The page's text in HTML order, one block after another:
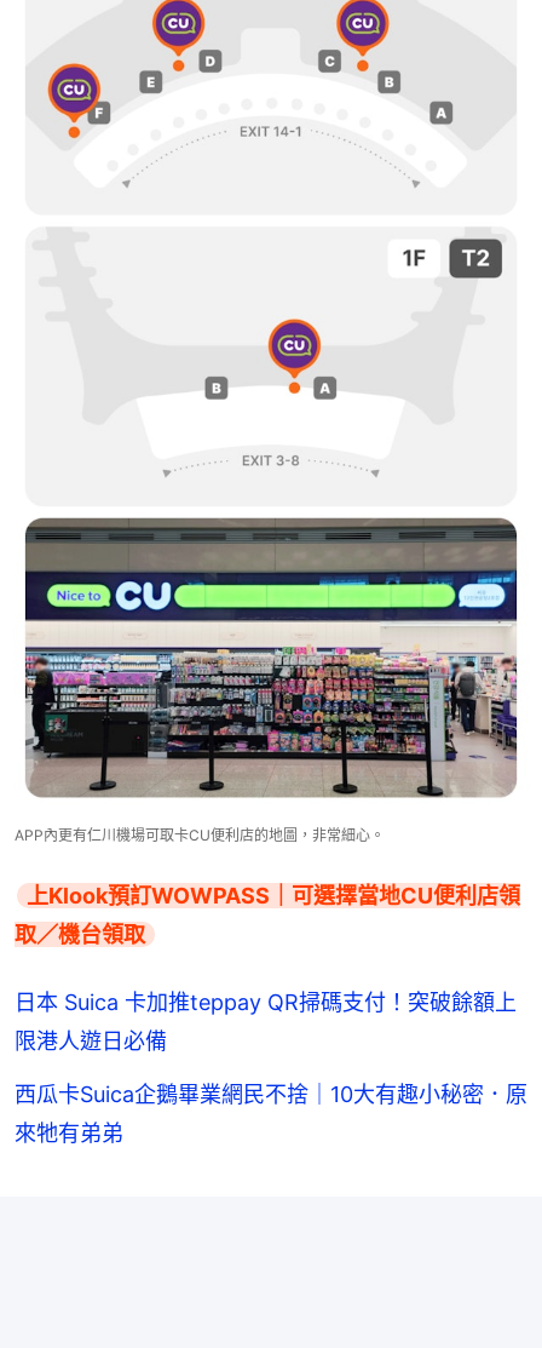
APP內更有仁川機場可取卡CU便利店的地圖，非常細心。
上Klook預訂WOWPASS｜可選擇當地CU便利店領
取／機台領取
日本 Suica 卡加推teppay QR掃碼支付！突破餘額上
限港人遊日必備
西瓜卡Suica企鵝畢業網民不捨｜10大有趣小秘密．原
來牠有弟弟